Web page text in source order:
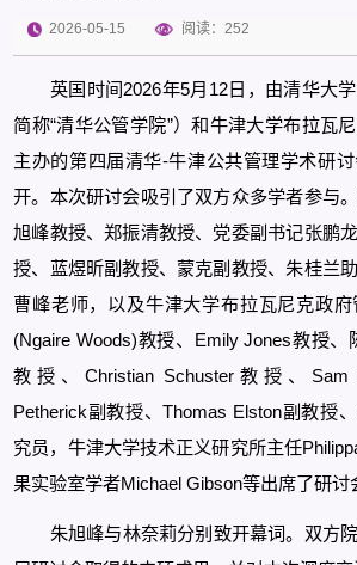
2026-05-15 阅读： 252
英国时间2026年5月12日，由清华大
简称“清华公管学院”）和牛津大学布拉瓦
主办的第四届清华-牛津公共管理学术研
开。本次研讨会吸引了双方众多学者参与
旭峰教授、郑振清教授、党委副书记张鹏
授、蓝煜昕副教授、蒙克副教授、朱桂兰
曹峰老师，以及牛津大学布拉瓦尼克政
(Ngaire Woods)教授、Emily Jones教授、
教授、Christian Schuster教授、
Petherick副教授、Thomas Elston副教授
究员，牛津大学技术正义研究所主任
果实验室学者Michael Gibson等出席了研讨
朱旭峰与林奈莉分别致开幕词。双方